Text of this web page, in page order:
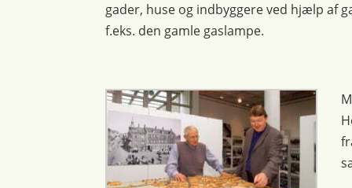
gader, huse og indbyggere ved hjælp af
f.eks. den gamle gaslampe.